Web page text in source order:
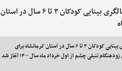
آغاز غربالگری بینایی کودکان ۳ تا ۶ سال در استان
غربالگری بینایی کودکان ۳ تا ۶ سال در استان کرمانشاه برای
تنبلی چشم از اول خرداد ماه سال ۱۴۰۰ آغاز شد